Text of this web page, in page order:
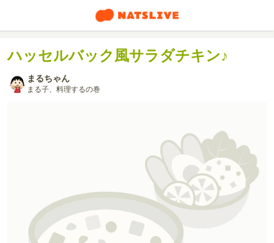
ハッセルバック風サラダチキン♪
まるちゃん
まる子、料理するの巻